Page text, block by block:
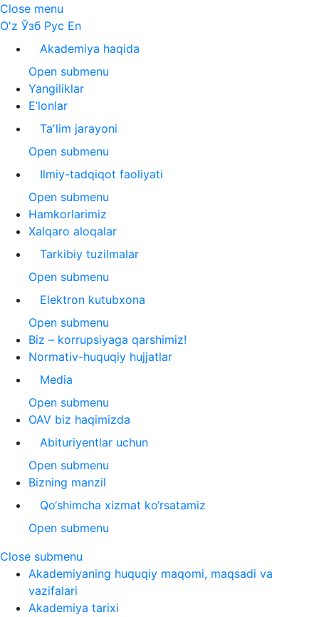
Close menu
O'z Ўзб Рус En
Akademiya haqida
Open submenu
Yangiliklar
E’lonlar
Taʼlim jarayoni
Open submenu
Ilmiy-tadqiqot faoliyati
Open submenu
Hamkorlarimiz
Xalqaro aloqalar
Tarkibiy tuzilmalar
Open submenu
Elektron kutubxona
Open submenu
Biz – korrupsiyaga qarshimiz!
Normativ-huquqiy hujjatlar
Media
Open submenu
OAV biz haqimizda
Abituriyentlar uchun
Open submenu
Bizning manzil
Qo‘shimcha xizmat ko‘rsatamiz
Open submenu
Close submenu
Akademiyaning huquqiy maqomi, maqsadi va
vazifalari
Akademiya tarixi